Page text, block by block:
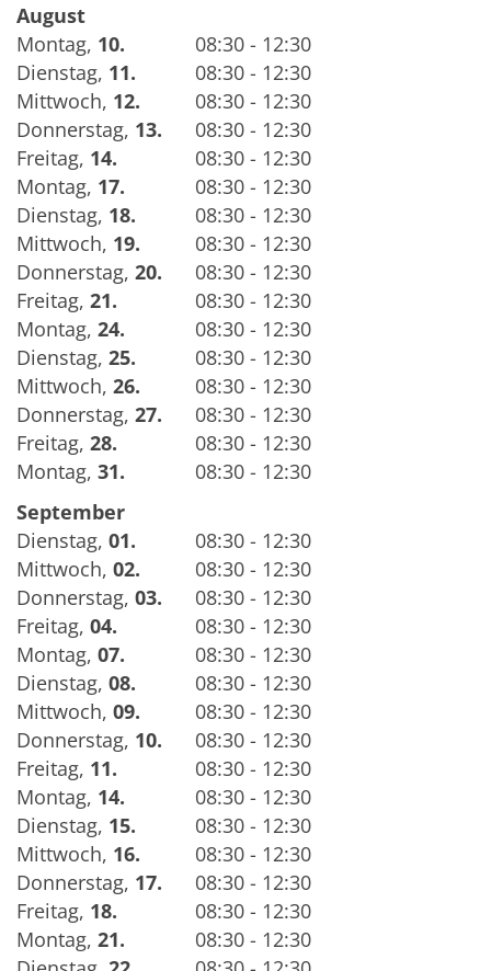
August
Montag, 10.
08:30 - 12:30
Dienstag, 11.
08:30 - 12:30
Mittwoch, 12.
08:30 - 12:30
Donnerstag, 13.
08:30 - 12:30
Freitag, 14.
08:30 - 12:30
Montag, 17.
08:30 - 12:30
Dienstag, 18.
08:30 - 12:30
Mittwoch, 19.
08:30 - 12:30
Donnerstag, 20.
08:30 - 12:30
Freitag, 21.
08:30 - 12:30
Montag, 24.
08:30 - 12:30
Dienstag, 25.
08:30 - 12:30
Mittwoch, 26.
08:30 - 12:30
Donnerstag, 27.
08:30 - 12:30
Freitag, 28.
08:30 - 12:30
Montag, 31.
08:30 - 12:30
September
Dienstag, 01.
08:30 - 12:30
Mittwoch, 02.
08:30 - 12:30
Donnerstag, 03.
08:30 - 12:30
Freitag, 04.
08:30 - 12:30
Montag, 07.
08:30 - 12:30
Dienstag, 08.
08:30 - 12:30
Mittwoch, 09.
08:30 - 12:30
Donnerstag, 10.
08:30 - 12:30
Freitag, 11.
08:30 - 12:30
Montag, 14.
08:30 - 12:30
Dienstag, 15.
08:30 - 12:30
Mittwoch, 16.
08:30 - 12:30
Donnerstag, 17.
08:30 - 12:30
Freitag, 18.
08:30 - 12:30
Montag, 21.
08:30 - 12:30